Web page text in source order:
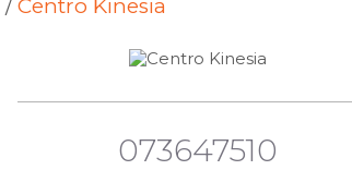
/Centro Kinesia
073647510